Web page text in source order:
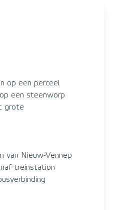
op een perceel
een steenworp
grote
van Nieuw-Vennep
treinstation